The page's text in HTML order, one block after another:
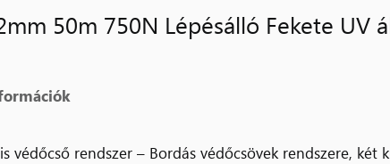
50m 750N Lépésálló Fekete UV
védőcső rendszer – Bordás védőcsövek rendszere, két